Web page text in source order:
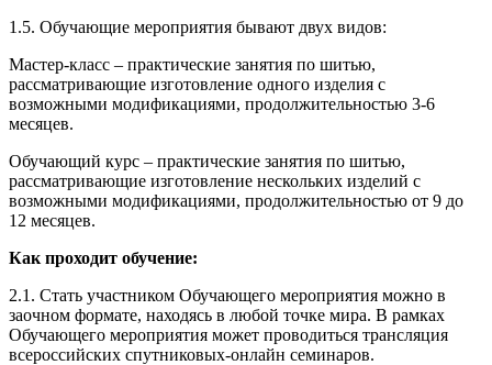
1.5. Обучающие мероприятия бывают двух видов:
Мастер-класс – практические занятия по шитью,
рассматривающие изготовление одного изделия с
возможными модификациями, продолжительностью 3-6
месяцев.
Обучающий курс – практические занятия по шитью,
рассматривающие изготовление нескольких изделий с
возможными модификациями, продолжительностью от 9 до
12 месяцев.
Как проходит обучение:
2.1. Стать участником Обучающего мероприятия можно в
заочном формате, находясь в любой точке мира. В рамках
Обучающего мероприятия может проводиться трансляция
всероссийских спутниковых-онлайн семинаров.